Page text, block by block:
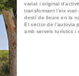
variat i original
transformant l’eix
destí de lleure en la
El sector de l’autovia
amb serveis turístics i